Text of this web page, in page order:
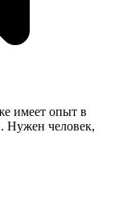
имеет опыт в
Нужен человек,